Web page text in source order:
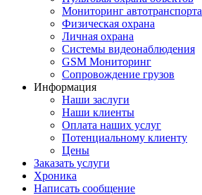
Мониторинг автотранспорта
Физическая охрана
Личная охрана
Системы видеонаблюдения
GSM Мониторинг
Сопровождение грузов
Информация
Наши заслуги
Наши клиенты
Оплата наших услуг
Потенциальному клиенту
Цены
Заказать услуги
Хроника
Написать сообщение